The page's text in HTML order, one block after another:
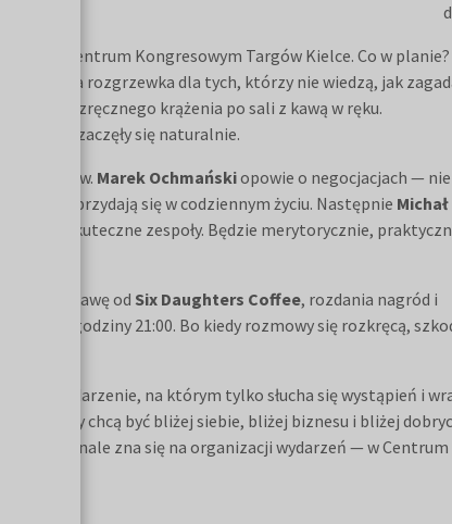
w Centrum Kongresowym Targów Kielce. Co w planie?
idealna rozgrzewka dla tych, którzy nie wiedzą, jak
Bez niezręcznego krążenia po sali z kawą w ręku.
zaczęły się naturalnie.
Marek Ochmańskiopowie o negocjacjach — nie
które przydają się w codziennym życiu. Następnie Michał
i skuteczne zespoły. Będzie merytorycznie,
na kawę od Six Daughters Coffee, rozdania nagród i
aż do godziny 21:00. Bo kiedy rozmowy się rozkręcą,
wydarzenie, na którym tylko słucha się wystąpień i
którzy chcą być bliżej siebie, bliżej biznesu i bliżej
doskonale zna się na organizacji wydarzeń — w Centrum